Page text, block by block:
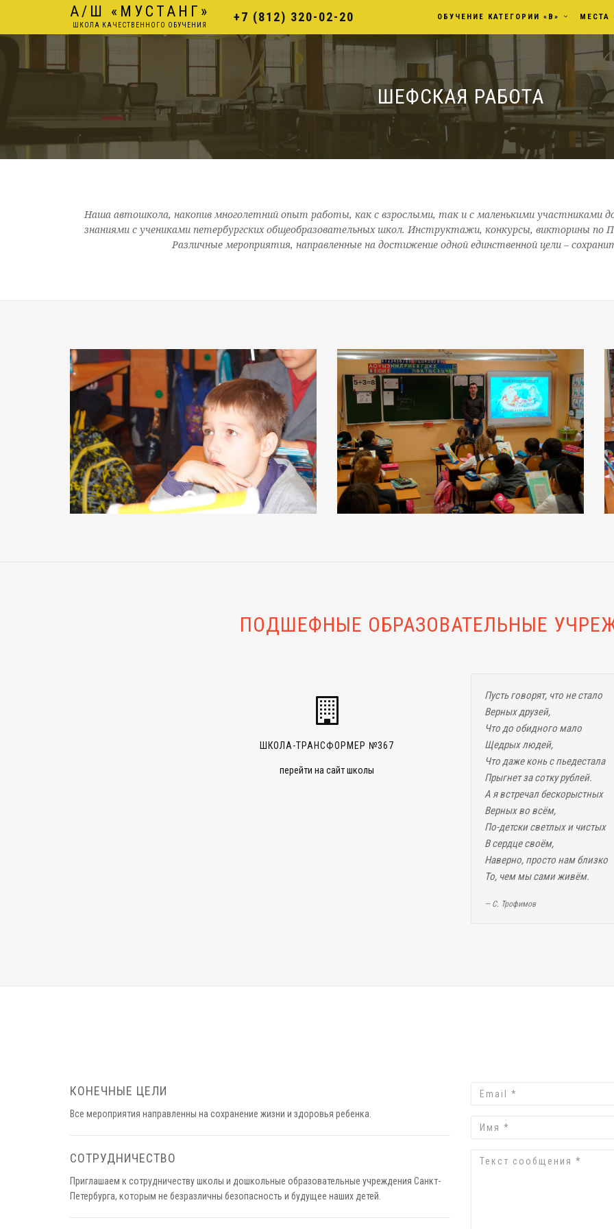
А/Ш « МУСТАНГ »
ШКОЛА КАЧЕСТВЕННОГО ОБУЧЕНИЯ
+7 (812) 320-02-20 ОБУЧЕНИЕ КАТЕГОРИИ «В» МЕСТА
ШЕФСКАЯ РАБОТА
Наша автошкола, накопив многолетний опыт работы, как с взрослыми, так и с маленькими участниками
знаниями с учениками петербургских общеобразовательных школ. Инструктажи, конкурсы, викторины по
Различные мероприятия, направленные на достижение одной единственной цели –
ПОДШЕФНЫЕ ОБРАЗОВАТЕЛЬНЫЕ
ШКОЛА-ТРАНСФОРМЕР №367
перейти на сайт школы
Пусть говорят, что не стало
Верных друзей,
Что до обидного мало
Щедрых людей,
Что даже конь с пьедестала
Прыгнет за сотку рублей.
А я встречал бескорыстных
Верных во всём,
По-детски светлых и чистых
В сердце своём,
Наверно, просто нам близко
То, чем мы сами живём.
С. Трофимов
КОНЕЧНЫЕ ЦЕЛИ
Все мероприятия направленны на сохранение жизни и здоровья ребенка.
СОТРУДНИЧЕСТВО
Приглашаем к сотрудничеству школы и дошкольные образовательные учреждения Санкт-
Петербурга, которым не безразличны безопасность и будущее наших детей.
Email
Текст
сообщения